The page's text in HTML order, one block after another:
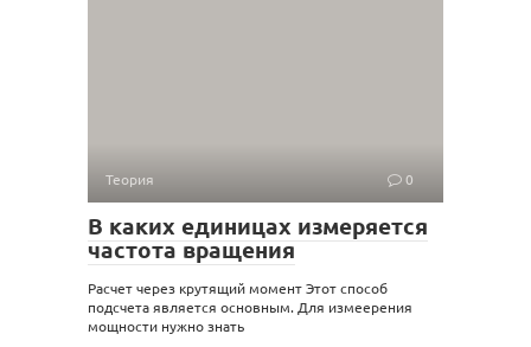
Теория 0
В каких единицах измеряется
частота вращения
Расчет через крутящий момент Этот способ
подсчета является основным. Для измеерения
мощности нужно знать